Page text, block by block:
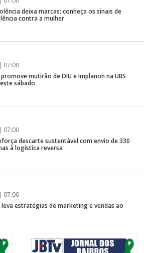
deixa marcas: conheça os sinais de
contra a mulher
07:00
promove mutirão de DIU e Implanon na UBS
sábado
07:00
descarte sustentável com envio de 330
à logística reversa
07:00
leva estratégias de marketing e vendas ao